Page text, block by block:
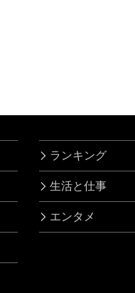
ランキング
生活と仕事
エンタメ